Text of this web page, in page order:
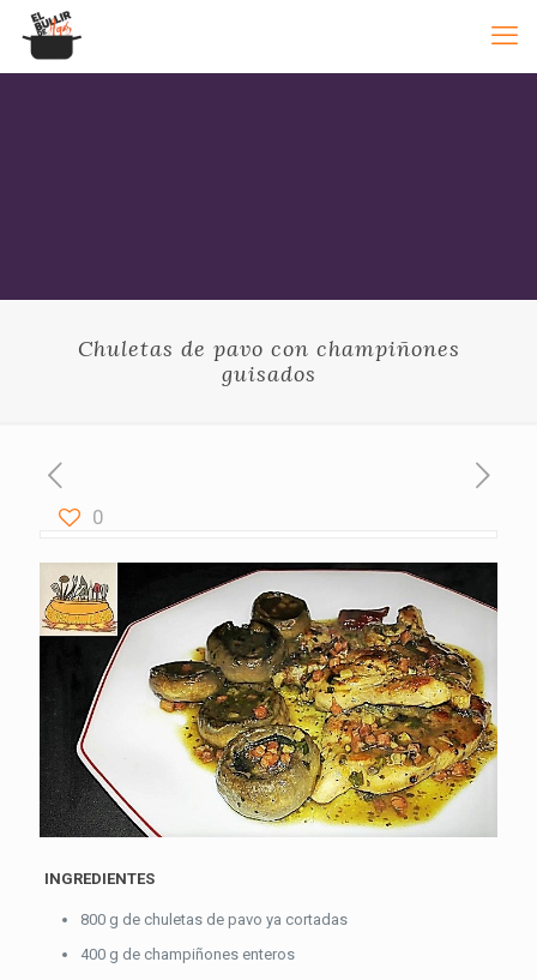
Chuletas de pavo con champiñones
guisados
0
INGREDIENTES
800 g de chuletas de pavo ya cortadas
400 g de champiñones enteros